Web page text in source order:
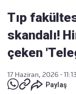
Tıp
skandalı!
çeken
17 Haziran, 2026 - 11:13
Paylaş